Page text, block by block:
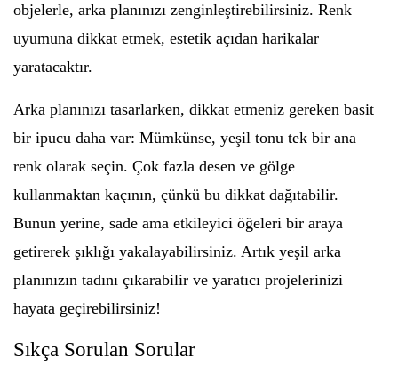
objelerle, arka planınızı zenginleştirebilirsiniz. Renk
uyumuna dikkat etmek, estetik açıdan harikalar
yaratacaktır.
Arka planınızı tasarlarken, dikkat etmeniz gereken basit
bir ipucu daha var: Mümkünse, yeşil tonu tek bir ana
renk olarak seçin. Çok fazla desen ve gölge
kullanmaktan kaçının, çünkü bu dikkat dağıtabilir.
Bunun yerine, sade ama etkileyici öğeleri bir araya
getirerek şıklığı yakalayabilirsiniz. Artık yeşil arka
planınızın tadını çıkarabilir ve yaratıcı projelerinizi
hayata geçirebilirsiniz!
Sıkça Sorulan Sorular